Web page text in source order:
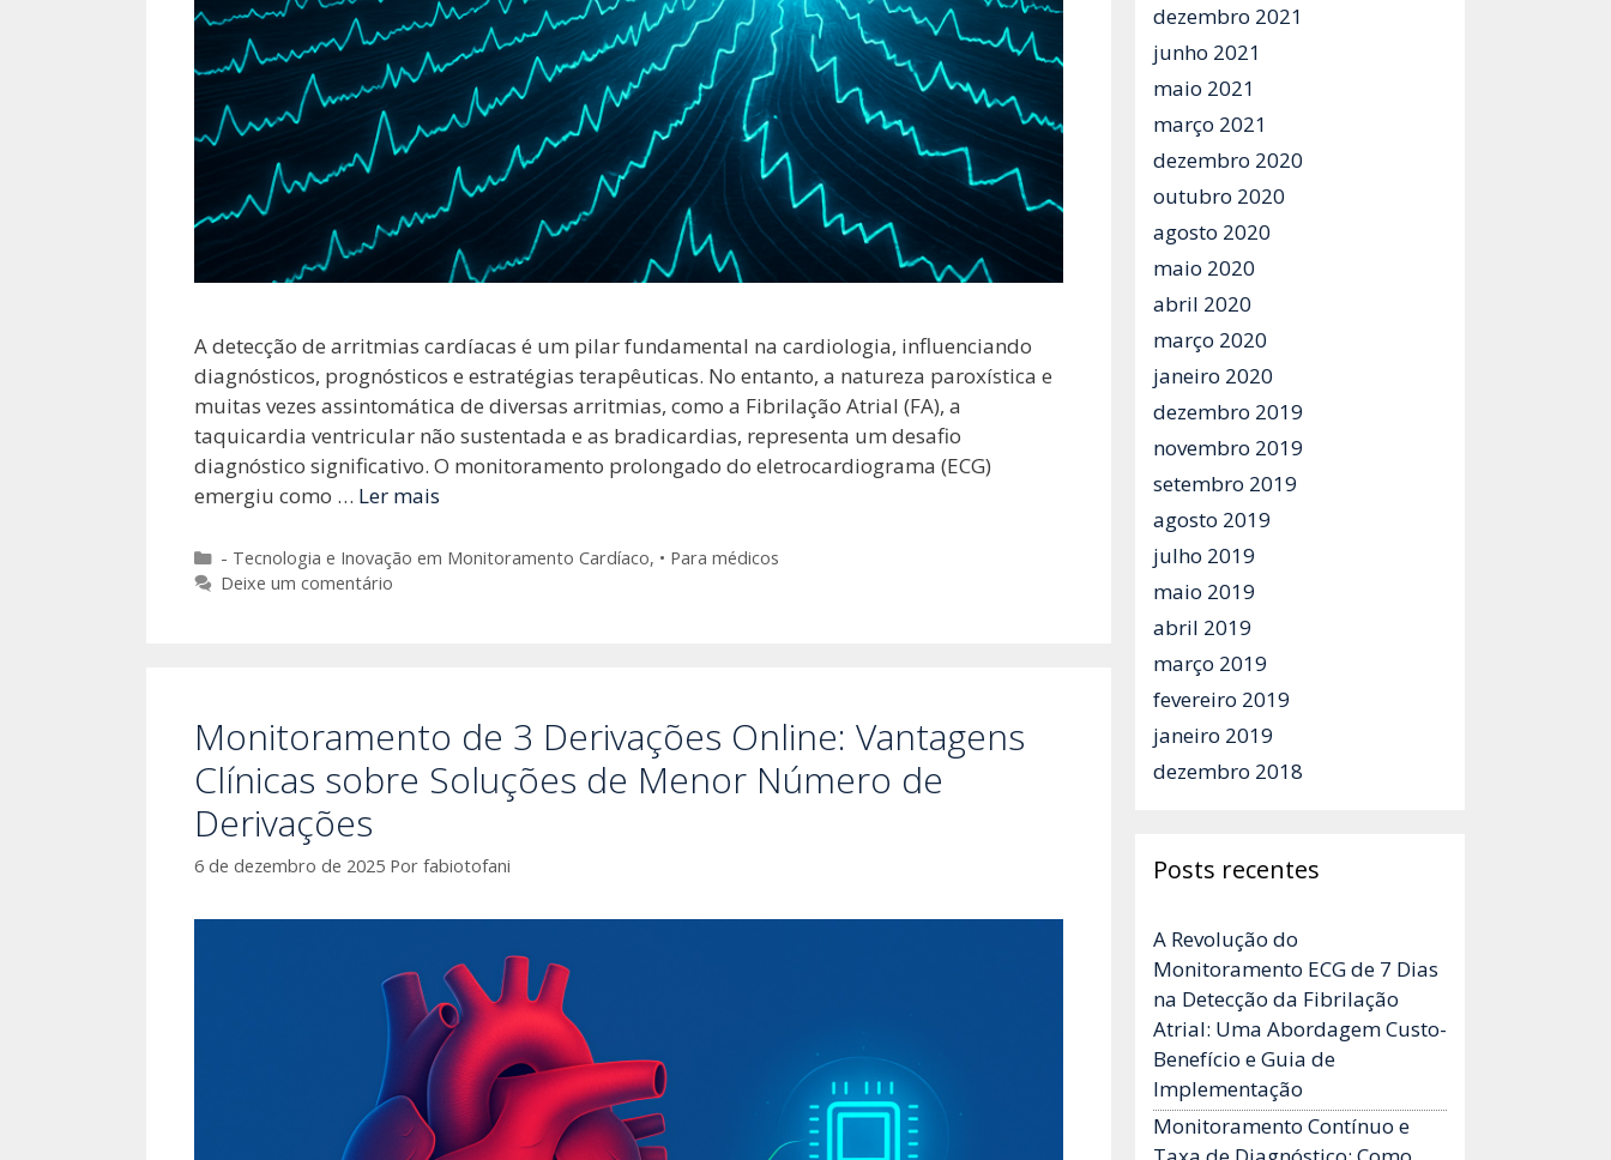
A detecção de arritmias cardíacas é um pilar fundamental na cardiologia, influenciando
diagnósticos, prognósticos e estratégias terapêuticas. No entanto, a natureza paroxística e
muitas vezes assintomática de diversas arritmias, como a Fibrilação Atrial (FA), a
taquicardia ventricular não sustentada e as bradicardias, representa um desafio
diagnóstico significativo. O monitoramento prolongado do eletrocardiograma (ECG)
emergiu como … Ler mais
Categorias
- Tecnologia e Inovação em Monitoramento Cardíaco, • Para médicos
Deixe um comentário
Monitoramento de 3 Derivações Online: Vantagens
Clínicas sobre Soluções de Menor Número de
Derivações
6 de dezembro de 2025 Por fabiotofani
dezembro 2021
junho 2021
maio 2021
março 2021
dezembro 2020
outubro 2020
agosto 2020
maio 2020
abril 2020
março 2020
janeiro 2020
dezembro 2019
novembro 2019
setembro 2019
agosto 2019
julho 2019
maio 2019
abril 2019
março 2019
fevereiro 2019
janeiro 2019
dezembro 2018
Posts recentes
A Revolução do
Monitoramento ECG de 7 Dias
na Detecção da Fibrilação
Atrial: Uma Abordagem Custo-
Benefício e Guia de
Implementação
Monitoramento Contínuo e